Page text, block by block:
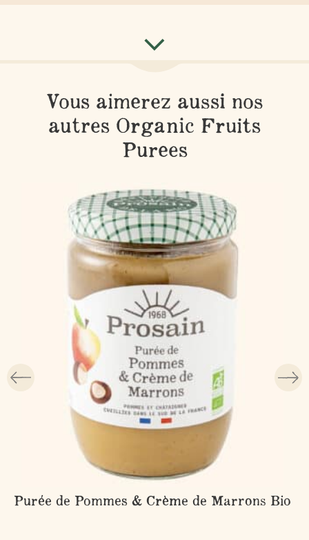
Vous aimerez aussi nos
autres Organic Fruits
Purees
Purée de Pommes & Crème de Marrons Bio